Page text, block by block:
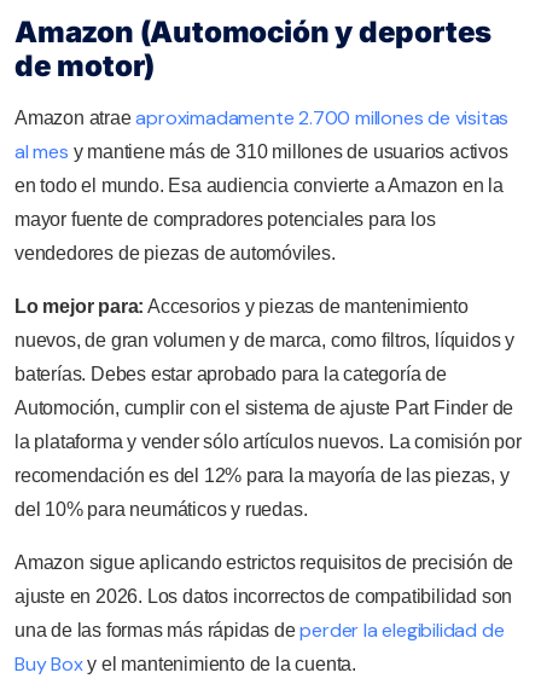
Amazon (Automoción y deportes
de motor)
Amazon atrae aproximadamente 2.700 millones de visitas
al mes y mantiene más de 310 millones de usuarios activos
en todo el mundo. Esa audiencia convierte a Amazon en la
mayor fuente de compradores potenciales para los
vendedores de piezas de automóviles.
Lo mejor para: Accesorios y piezas de mantenimiento
nuevos, de gran volumen y de marca, como filtros, líquidos y
baterías. Debes estar aprobado para la categoría de
Automoción, cumplir con el sistema de ajuste Part Finder de
la plataforma y vender sólo artículos nuevos. La comisión por
recomendación es del 12% para la mayoría de las piezas, y
del 10% para neumáticos y ruedas.
Amazon sigue aplicando estrictos requisitos de precisión de
ajuste en 2026. Los datos incorrectos de compatibilidad son
una de las formas más rápidas deperder la elegibilidad de
Buy Boxy el mantenimiento de la cuenta.